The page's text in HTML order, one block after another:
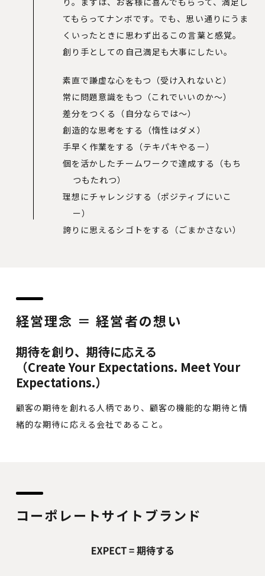
てもらってナンボです。でも、思い通りにうま
くいったときに思わず出るこの言葉と感覚。
創り手としての自己満足も大事にしたい。
素直で謙虚な心をもつ（受け入れないと）
常に問題意識をもつ（これでいいのか～）
差分をつくる（自分ならでは～）
創造的な思考をする（惰性はダメ）
手早く作業をする（テキパキやるー）
個を活かしたチームワークで達成する（もち
つもたれつ）
理想にチャレンジする（ポジティブにいこ
ー）
誇りに思えるシゴトをする（ごまかさない）
経営理念 ＝ 経営者の想い
期待を創り、期待に応える
（Create Your Expectations. Meet Your
Expectations.）
顧客の期待を創れる人柄であり、顧客の機能的な期待と情
緒的な期待に応える会社であること。
コーポレートサイトブランド